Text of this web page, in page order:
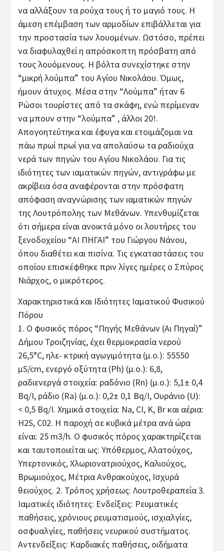
να αλλάξουν τα ρούχα τους ή το μαγιό τους. Η
άμεση επέμβαση των αρμοδίων επιβάλλεται για
την προστασία των λουομένων. Ωστόσο, πρέπει
να διαφυλαχθεί η απρόσκοπτη πρόσβατη από
τους λουόμενους. Η βόλτα συνεχίστηκε στην
“μικρή λούμπα” του Αγίου Νικολάου. Όμως,
ήμουν άτυχος. Μέσα στην “Λούμπα” ήταν 6
Ρώσοι τουρίστες από τα σκάφη, ενώ περίμεναν
να μπουν στην “λούμπα” , άλλοι 20!.
Απογοητεύτηκα και έφυγα και ετοιμάζομαι να
πάω πρωί πρωί για να απολαύσω τα ραδιούχα
νερά των πηγών του Αγίου Νικολάου. Για τις
ιδιότητες των ιαματικών πηγών, αντιγράφω με
ακρίβεια όσα αναφέρονται στην πρόσφατη
απόφαση αναγνώρισης των ιαματικών πηγών
της Λουτρόπολης των Μεθάνων. Υπενθυμίζεται
ότι σήμερα είναι ανοικτά μόνο οι λουτήρες του
ξενοδοχείου “ΑΙ ΠΗΓΑΙ” του Γιώργου Νάνου,
όπου διαθέτει και πισίνα. Τις εγκαταστάσεις του
οποίου επισκέφθηκε πριν λίγες ημέρες ο Σπύρος
Νιάρχος, ο μικρότερος.
Χαρακτηριστικά και Ιδιότητες Ιαματικού Φυσικού
Πόρου
1. Ο φυσικός πόρος “Πηγής Μεθάνων (Αι Πηγαί)”
Δήμου Τροιζηνίας, έχει θερμοκρασία νερού
26,5°C, ηλε- κτρική αγωγιμότητα (μ.ο.): 55550
μS/cm, ενεργό οξύτητα (Ph) (μ.ο.): 6,8,
ραδιενεργά στοιχεία: ραδόνιο (Rn) (μ.ο.): 5,1± 0,4
Bq/I, ράδιο (Ra) (μ.ο.): 0,2± 0,1 Bq/I, Ουράνιο (U):
< 0,5 Bq/I. Χημικά στοιχεία: Na, CI, Κ, Br και αέρια:
H2S, C02. H παροχή σε κυβικά μέτρα ανά ώρα
είναι: 25 m3/h. Ο φυσικός πόρος χαρακτηρίζεται
και ταυτοποιείται ως: Υπόθερμος, Αλατούχος,
Υπερτονικός, Χλωριονατριούχος, Καλιούχος,
Βρωμιούχος, Μέτρια Ανθρακούχος, Ισχυρά
θειούχος. 2. Τρόπος χρήσεως: Λουτροθεραπεία 3.
Ιαματικές ιδιότητες: Ενδείξεις: Ρευματικές
παθήσεις, χρόνιους ρευματισμούς, ισχιαλγίες,
οσφυαλγίες, παθήσεις νευρικού συστήματος.
Αντενδείξεις: Καρδιακές παθήσεις, οιδήματα